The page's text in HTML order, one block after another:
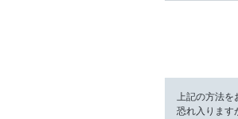
上記の方法を
恐れ入ります